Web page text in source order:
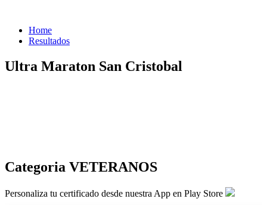
Home
Resultados
Ultra Maraton San Cristobal
Categoria VETERANOS
Personaliza tu certificado desde nuestra App en Play Store